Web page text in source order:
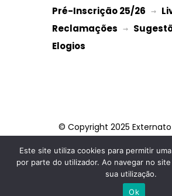
Pré-Inscrição 25/26 →
Reclamações →
Elogios
© Copyright 2025
FACEBOOK
TIKTOK
Este site utiliza cookies para permitir
por parte do utilizador. Ao navegar no
sua utilização.
Ok